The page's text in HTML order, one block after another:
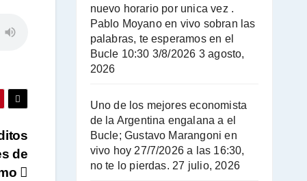
de
nuevo horario por unica vez .
Pablo Moyano en vivo sobran las
palabras, te esperamos en el
Bucle 10:30 3/8/2026 3 agosto,
2026
Uno de los mejores economista
de la Argentina engalana a el
Bucle; Gustavo Marangoni en
vivo hoy 27/7/2026 a las 16:30,
no te lo pierdas. 27 julio, 2026